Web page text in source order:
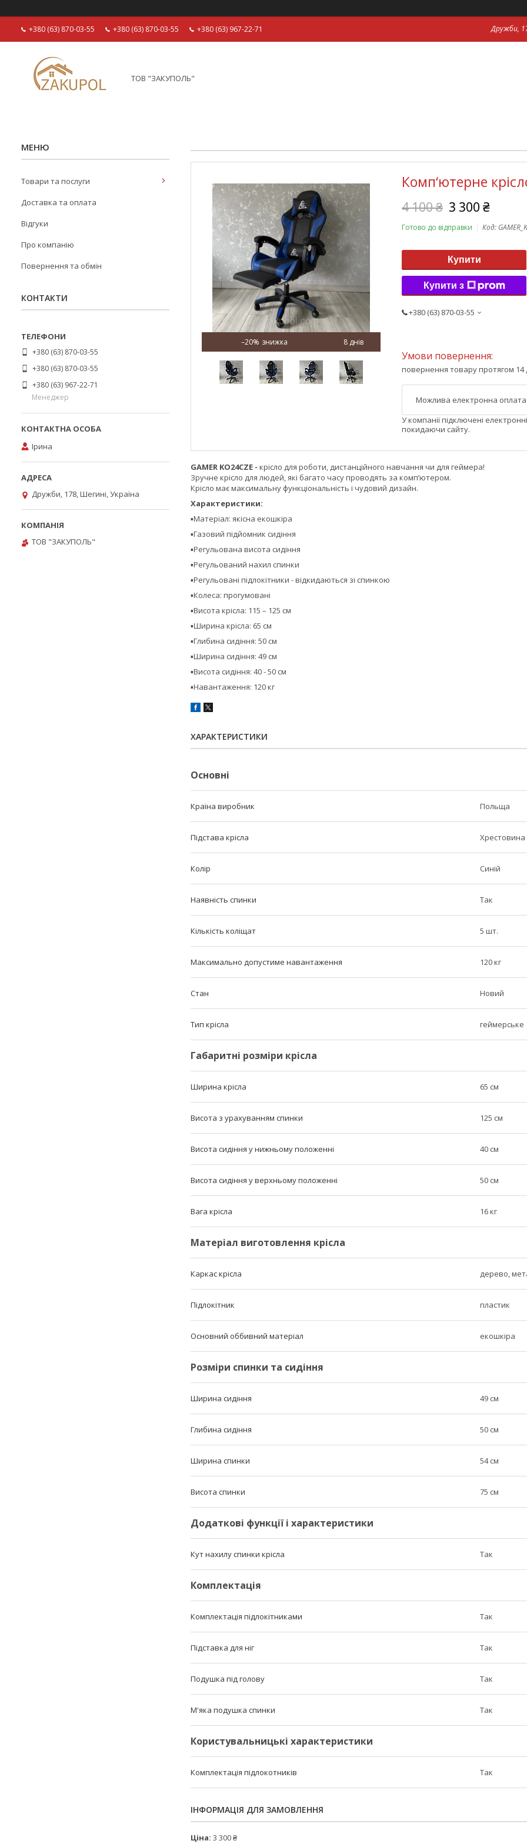
+380 (63) 870-03-55 +380 (63) 870-03-55 +380 (63) 967-22-71 Дружби,
ТОВ "ЗАКУПОЛЬ"
–20% 8 днів
Комп‘ютерне
4 100 ₴ 3 300 ₴
Готово до відправки Код:
Купити
Купити з
+380 (63) 870-03-55
повернення товару протягом 14
У компанії підключені
покидаючи сайту.
GAMER KO24CZE - крісло для роботи, дистанційного навчання чи для геймера!
Зручне крісло для людей, які багато часу проводять за комп’ютером.
Крісло має максимальну функціональність і чудовий дизайн.
Характеристики:
▪️Матеріал: якісна екошкіра
▪️Газовий підйомник сидіння
▪️Регульована висота сидіння
▪️Регульований нахил спинки
▪️Регульовані підлокітники - відкидаються зі спинкою
▪️Колеса: прогумовані
▪️Висота крісла: 115 – 125 см
▪️Ширина крісла: 65 см
▪️Глибина сидіння: 50 см
▪️Ширина сидіння: 49 см
▪️Висота сидіння: 40 - 50 см
▪️Навантаження: 120 кг
ХАРАКТЕРИСТИКИ
Основні
Країна виробник Польща
Підстава крісла Хрестовина
Колір Синій
Наявність спинки Так
Кількість коліщат 5 шт.
Максимально допустиме навантаження 120 кг
Стан Новий
Тип крісла геймерське
Габаритні розміри крісла
Ширина крісла 65 см
Висота з урахуванням спинки 125 см
Висота сидіння у нижньому положенні 40 см
Висота сидіння у верхньому положенні 50 см
Вага крісла 16 кг
Матеріал виготовлення крісла
Каркас крісла дерево,
Підлокітник пластик
Основний оббивний матеріал екошкіра
Розміри спинки та сидіння
Ширина сидіння 49 см
Глибина сидіння 50 см
Ширина спинки 54 см
Висота спинки 75 см
Додаткові функції і характеристики
Кут нахилу спинки крісла Так
Комплектація
Комплектація підлокітниками Так
Підставка для ніг Так
Подушка під голову Так
М'яка подушка спинки Так
Користувальницькі характеристики
Комплектація підлокотників Так
ІНФОРМАЦІЯ ДЛЯ ЗАМОВЛЕННЯ
Ціна: 3 300 ₴
Товари та послуги
Доставка та оплата
Відгуки
Про компанію
Повернення та обмін
КОНТАКТИ
+380 (63) 870-03-55
+380 (63) 870-03-55
+380 (63) 967-22-71
Менеджер
Ірина
Дружби, 178, Шегині, Україна
ТОВ "ЗАКУПОЛЬ"